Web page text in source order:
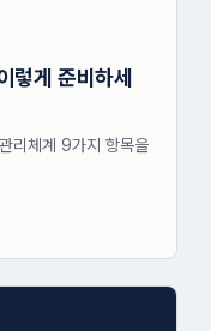
렇게 준비하세
리체계 9가지 항목을